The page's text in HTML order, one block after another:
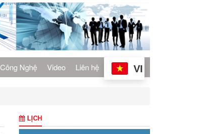
Công Nghệ Video Liên hệ VI
LỊCH